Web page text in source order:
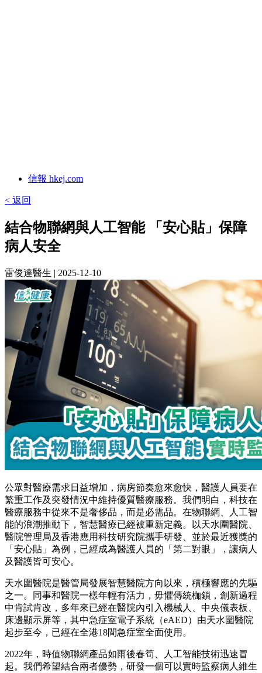
信報 hkej.com
< 返回
結合物聯網與人工智能 「安心貼」保障
病人安全
雷俊達醫生 | 2025-12-10
公眾對醫療需求日益增加，病房節奏愈來愈快，醫護人員要在
繁重工作及突發情況中維持優質醫療服務。我們明白，科技在
醫療服務中從來不是奢侈品，而是必需品。在物聯網、人工智
能的浪潮推動下，智慧醫療已經被重新定義。以天水圍醫院、
醫院管理局及香港應用科技研究院攜手研發、並於最近獲獎的
「安心貼」為例，已經成為醫護人員的「第二對眼」，讓病人
及醫護皆可安心。
天水圍醫院是醫管局發展智慧醫院方向以來，積極響應的先驅
之一。同事和醫院一樣年輕有活力，毋懼傳統枷鎖，創新過程
中肯試肯改，多年來已經在醫院內引入機械人、中央儀表板、
床邊顯示屏等，其中急症室電子系統（eAED）由天水圍醫院
起步至今，已經在全港18間急症室全面使用。
2022年，時值物聯網產品如雨後春筍、人工智能技術迅速冒
起。我們希望結合兩者優勢，研發一個可以實時監察病人維生